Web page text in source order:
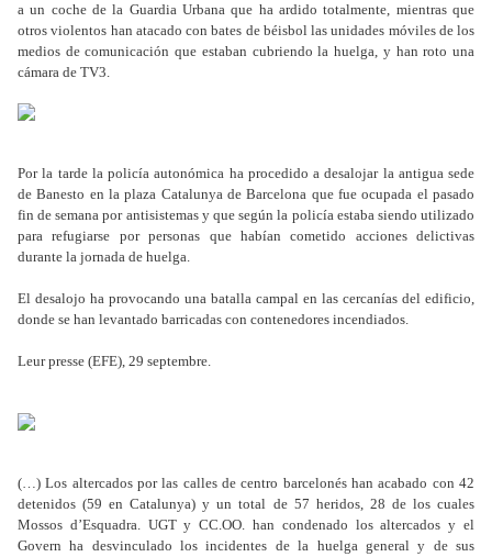
a un coche de la Guardia Urbana que ha ardido totalmente, mientras que
otros violentos han atacado con bates de béisbol las unidades móviles de los
medios de comunicación que estaban cubriendo la huelga, y han roto una
cámara de TV3.
Por la tarde la policía autonómica ha procedido a desalojar la antigua sede
de Banesto en la plaza Catalunya de Barcelona que fue ocupada el pasado
fin de semana por antisistemas y que según la policía estaba siendo utilizado
para refugiarse por personas que habían cometido acciones delictivas
durante la jornada de huelga.
El desalojo ha provocando una batalla campal en las cercanías del edificio,
donde se han levantado barricadas con contenedores incendiados.
Leur presse (EFE), 29 septembre.
(…) Los altercados por las calles de centro barcelonés han acabado con 42
detenidos (59 en Catalunya) y un total de 57 heridos, 28 de los cuales
Mossos d’Esquadra. UGT y CC.OO. han condenado los altercados y el
Govern ha desvinculado los incidentes de la huelga general y de sus